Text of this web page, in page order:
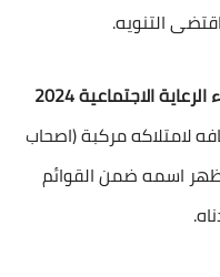
التنويه.
الاجتماعية 2024
لامتلاكه مركبة (اصحاب
اسمه ضمن القوائم